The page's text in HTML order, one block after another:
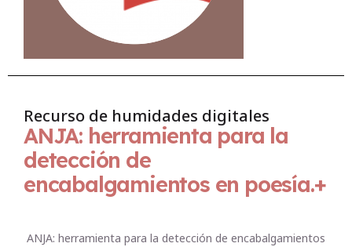
Recurso de humidades digitales
ANJA: herramienta para la
detección de
encabalgamientos en poesía.+
ANJA: herramienta para la detección de encabalgamientos